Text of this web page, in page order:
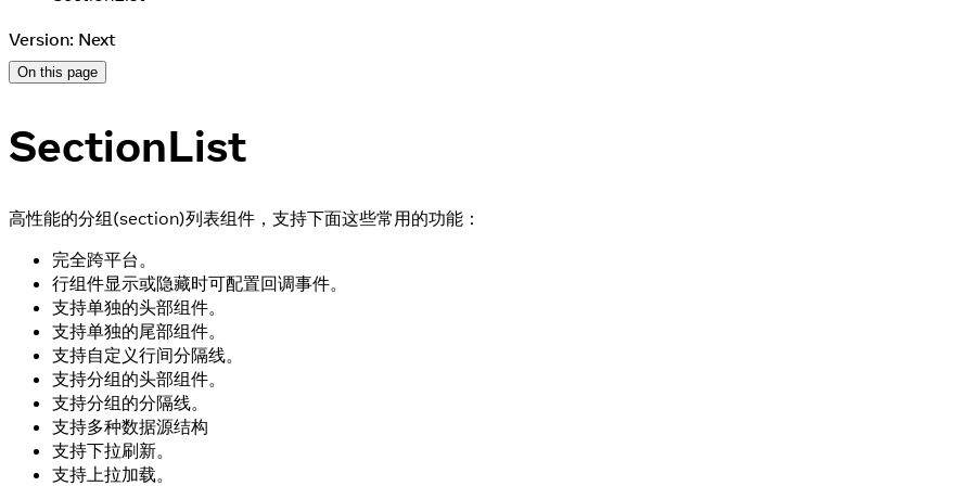
Version: Next
On this page
SectionList
高性能的分组(section)列表组件，支持下面这些常用的功能：
完全跨平台。
行组件显示或隐藏时可配置回调事件。
支持单独的头部组件。
支持单独的尾部组件。
支持自定义行间分隔线。
支持分组的头部组件。
支持分组的分隔线。
支持多种数据源结构
支持下拉刷新。
支持上拉加载。